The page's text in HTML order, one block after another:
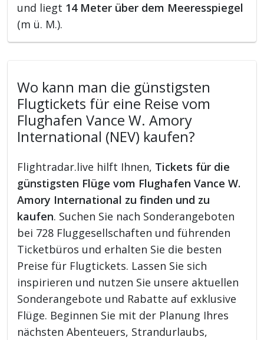
und liegt 14 Meter über dem Meeresspiegel
(m ü. M.).
Wo kann man die günstigsten
Flugtickets für eine Reise vom
Flughafen Vance W. Amory
International (NEV) kaufen?
Flightradar.live hilft Ihnen, Tickets für die
günstigsten Flüge vom Flughafen Vance W.
Amory International zu finden und zu
kaufen. Suchen Sie nach Sonderangeboten
bei 728 Fluggesellschaften und führenden
Ticketbüros und erhalten Sie die besten
Preise für Flugtickets. Lassen Sie sich
inspirieren und nutzen Sie unsere aktuellen
Sonderangebote und Rabatte auf exklusive
Flüge. Beginnen Sie mit der Planung Ihres
nächsten Abenteuers, Strandurlaubs,